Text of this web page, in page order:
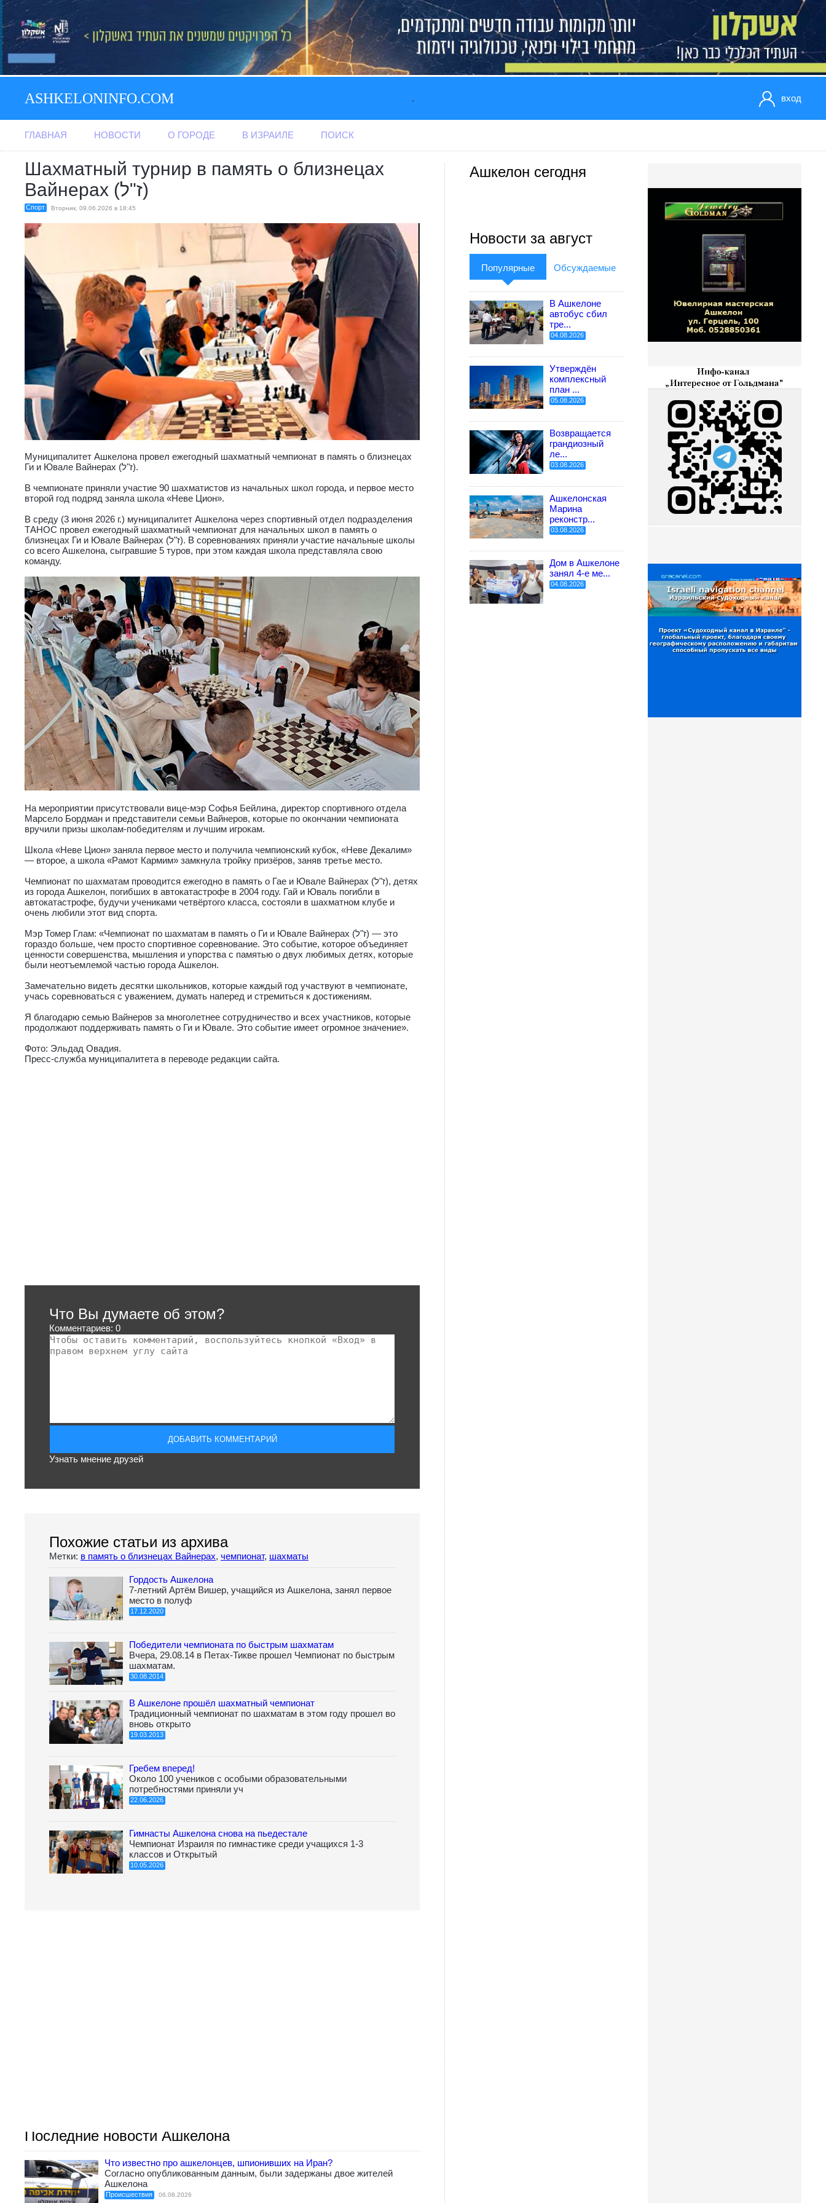
ASHKELONINFO.COM . вход
ГЛАВНАЯ НОВОСТИ О ГОРОДЕ В ИЗРАИЛЕ ПОИСК
Шахматный турнир в память о близнецах
Вайнерах (ז"ל)
Спорт Вторник, 09.06.2026 в 18:45
Муниципалитет Ашкелона провел ежегодный шахматный чемпионат в память о близнецах
Ги и Ювале Вайнерах (ז"ל).
В чемпионате приняли участие 90 шахматистов из начальных школ города, и первое место
второй год подряд заняла школа «Неве Цион».
В среду (3 июня 2026 г.) муниципалитет Ашкелона через спортивный отдел подразделения
TАНОС провел ежегодный шахматный чемпионат для начальных школ в память о
близнецах Ги и Ювале Вайнерах (ז"ל). В соревнованиях приняли участие начальные школы
со всего Ашкелона, сыгравшие 5 туров, при этом каждая школа представляла свою
команду.
На мероприятии присутствовали вице-мэр Софья Бейлина, директор спортивного отдела
Марсело Бордман и представители семьи Вайнеров, которые по окончании чемпионата
вручили призы школам-победителям и лучшим игрокам.
Школа «Неве Цион» заняла первое место и получила чемпионский кубок, «Неве Декалим»
— второе, а школа «Рамот Кармим» замкнула тройку призёров, заняв третье место.
Чемпионат по шахматам проводится ежегодно в память о Гае и Ювале Вайнерах (ז"ל), детях
из города Ашкелон, погибших в автокатастрофе в 2004 году. Гай и Юваль погибли в
автокатастрофе, будучи учениками четвёртого класса, состояли в шахматном клубе и
очень любили этот вид спорта.
Мэр Томер Глам: «Чемпионат по шахматам в память о Ги и Ювале Вайнерах (ז"ל) — это
гораздо больше, чем просто спортивное соревнование. Это событие, которое объединяет
ценности совершенства, мышления и упорства с памятью о двух любимых детях, которые
были неотъемлемой частью города Ашкелон.
Замечательно видеть десятки школьников, которые каждый год участвуют в чемпионате,
учась соревноваться с уважением, думать наперед и стремиться к достижениям.
Я благодарю семью Вайнеров за многолетнее сотрудничество и всех участников, которые
продолжают поддерживать память о Ги и Ювале. Это событие имеет огромное значение».
Фото: Эльдад Овадия.
Пресс-служба муниципалитета в переводе редакции сайта.
Что Вы думаете об этом?
Комментариев: 0
Узнать мнение друзей
Похожие статьи из архива
Метки: в память о близнецах Вайнерах, чемпионат, шахматы
Гордость Ашкелона
7-летний Артём Вишер, учащийся из Ашкелона, занял первое
место в полуф
17.12.2020
Победители чемпионата по быстрым шахматам
Вчера, 29.08.14 в Петах-Тикве прошел Чемпионат по быстрым
шахматам.
30.08.2014
В Ашкелоне прошёл шахматный чемпионат
Традиционный чемпионат по шахматам в этом году прошел во
вновь открыто
19.03.2013
Гребем вперед!
Около 100 учеников с особыми образовательными
потребностями приняли уч
22.06.2026
Гимнасты Ашкелона снова на пьедестале
Чемпионат Израиля по гимнастике среди учащихся 1-3
классов и Открытый
10.05.2026
Последние новости Ашкелона
Что известно про ашкелонцев, шпионивших на Иран?
Согласно опубликованным данным, были задержаны двое жителей
Ашкелона
Происшествия 06.08.2026
Ашкелон сегодня
Новости за август
Популярные Обсуждаемые
В Ашкелоне
автобус сбил
тре...
04.08.2026
Утверждён
комплексный
план ...
05.08.2026
Возвращается
грандиозный
ле...
03.08.2026
Ашкелонская
Марина
реконстр...
03.08.2026
Дом в Ашкелоне
занял 4-е ме...
04.08.2026